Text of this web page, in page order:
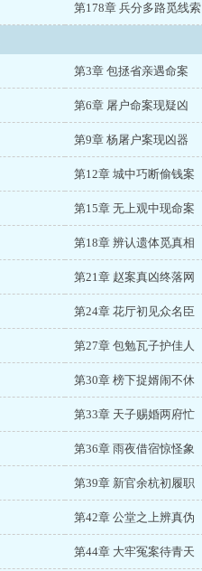
第178章 兵分多路觅线索
第3章 包拯省亲遇命案
第6章 屠户命案现疑凶
第9章 杨屠户案现凶器
第12章 城中巧断偷钱案
第15章 无上观中现命案
第18章 辨认遗体觅真相
第21章 赵案真凶终落网
第24章 花厅初见众名臣
第27章 包勉瓦子护佳人
第30章 榜下捉婿闹不休
第33章 天子赐婚两府忙
第36章 雨夜借宿惊怪象
第39章 新官余杭初履职
第42章 公堂之上辨真伪
第44章 大牢冤案待青天